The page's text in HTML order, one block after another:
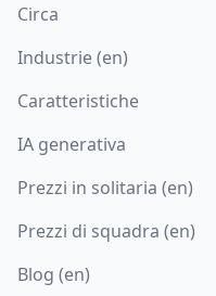
Circa
Industrie (en)
Caratteristiche
IA generativa
Prezzi in solitaria (en)
Prezzi di squadra (en)
Blog (en)